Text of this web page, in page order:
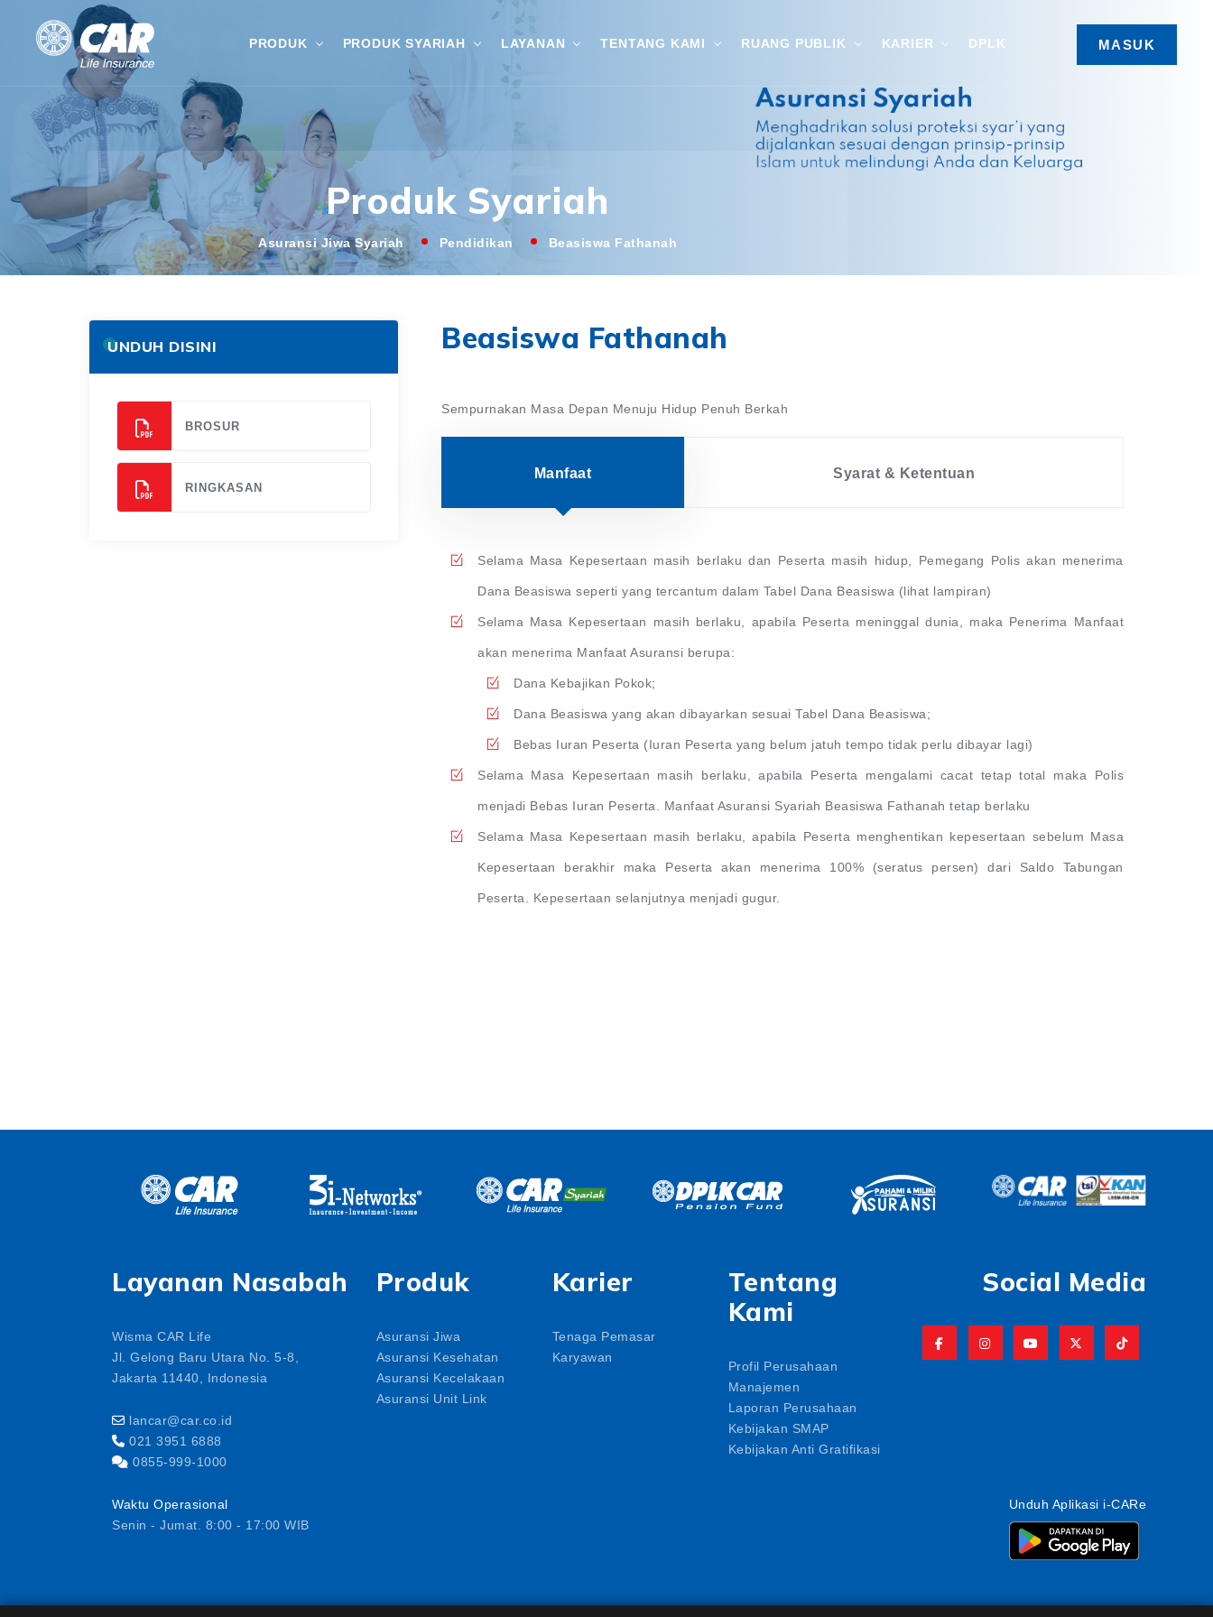
PRODUK PRODUK SYARIAH LAYANAN TENTANG KAMI RUANG PUBLIK KARIER DPLK MASUK
Produk Syariah
Asuransi Jiwa Syariah Pendidikan Beasiswa Fathanah
UNDUH DISINI
BROSUR
RINGKASAN
Beasiswa Fathanah
Sempurnakan Masa Depan Menuju Hidup Penuh Berkah
Manfaat Syarat & Ketentuan
Selama Masa Kepesertaan masih berlaku dan Peserta masih hidup, Pemegang Polis akan menerima
Dana Beasiswa seperti yang tercantum dalam Tabel Dana Beasiswa (lihat lampiran)
Selama Masa Kepesertaan masih berlaku, apabila Peserta meninggal dunia, maka Penerima Manfaat
akan menerima Manfaat Asuransi berupa:
Dana Kebajikan Pokok;
Dana Beasiswa yang akan dibayarkan sesuai Tabel Dana Beasiswa;
Bebas Iuran Peserta (Iuran Peserta yang belum jatuh tempo tidak perlu dibayar lagi)
Selama Masa Kepesertaan masih berlaku, apabila Peserta mengalami cacat tetap total maka Polis
menjadi Bebas Iuran Peserta. Manfaat Asuransi Syariah Beasiswa Fathanah tetap berlaku
Selama Masa Kepesertaan masih berlaku, apabila Peserta menghentikan kepesertaan sebelum Masa
Kepesertaan berakhir maka Peserta akan menerima 100% (seratus persen) dari Saldo Tabungan
Peserta. Kepesertaan selanjutnya menjadi gugur.
Layanan Nasabah
Wisma CAR Life
Jl. Gelong Baru Utara No. 5-8,
Jakarta 11440, Indonesia
lancar@car.co.id
021 3951 6888
0855-999-1000
Produk
Asuransi Jiwa
Asuransi Kesehatan
Asuransi Kecelakaan
Asuransi Unit Link
Karier
Tenaga Pemasar
Karyawan
Tentang
Kami
Profil Perusahaan
Manajemen
Laporan Perusahaan
Kebijakan SMAP
Kebijakan Anti Gratifikasi
Social Media
Waktu Operasional
Senin - Jumat. 8:00 - 17:00 WIB
Unduh Aplikasi i-CARe